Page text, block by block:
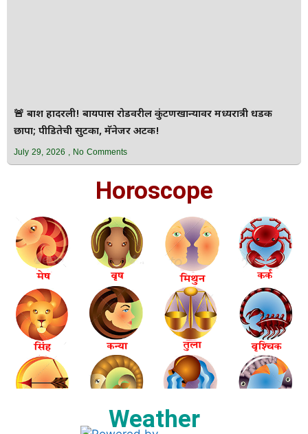
🚨 बार्शी हादरली! बायपास रोडवरील कुंटणखान्यावर मध्यरात्री धडक
छापा; पीडितेची सुटका, मॅनेजर अटक!
July 29, 2026 No Comments
Horoscope
Weather